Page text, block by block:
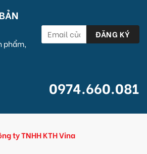
phẩm,
0974.660.081
ty TNHH KTH Vina